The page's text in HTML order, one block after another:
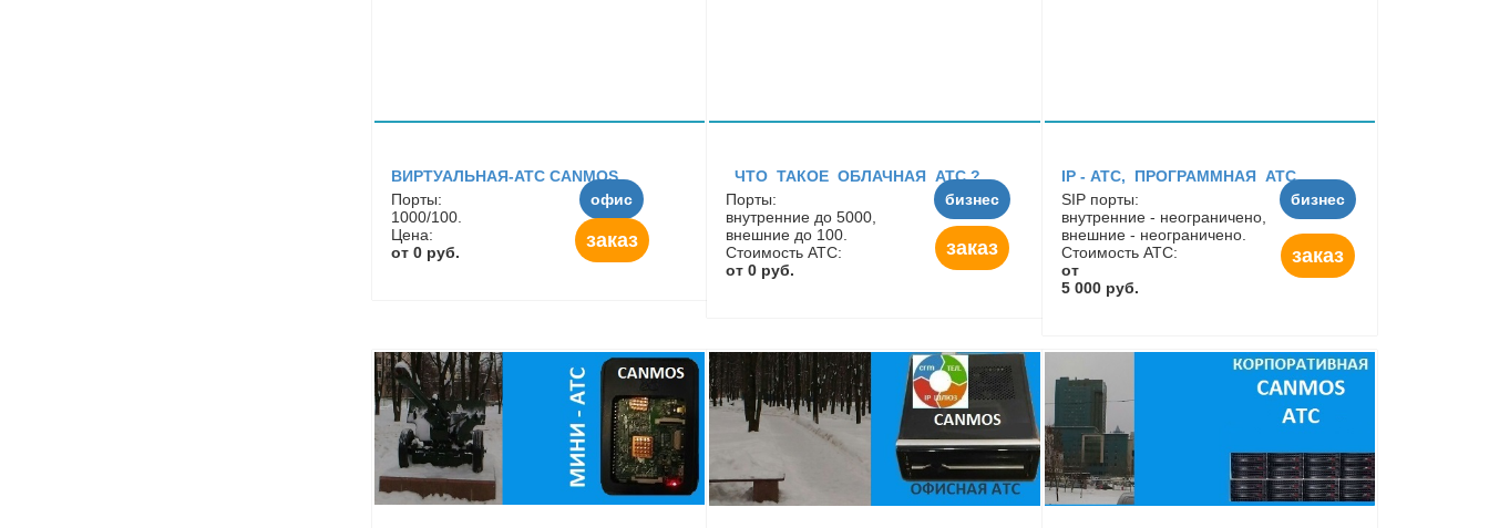
ВИРТУАЛЬНАЯ-АТС CANMOS
Порты:
1000/100.
Цена:
от 0 руб.
офис
заказ
ЧТО ТАКОЕ ОБЛАЧНАЯ АТС ?
Порты:
внутренние до 5000,
внешние до 100.
Стоимость АТС:
от 0 руб.
бизнес
заказ
IP - АТC, ПРОГРАММНАЯ АТС
SIP порты:
внутренние - неограничено,
внешние - неограничено.
Стоимость АТС:
от
5 000 руб.
бизнес
заказ